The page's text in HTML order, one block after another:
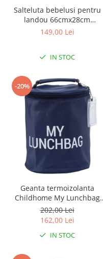
Salteluta bebelusi pentru
landou 66cmx28cm
Clevamama
149,00 Lei
IN STOC
-20%
Geanta termoizolanta
Childhome My Lunchbag
Bleumarin
202,00 Lei
162,00 Lei
IN STOC